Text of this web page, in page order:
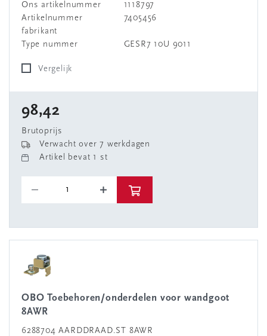
Ons artikelnummer
1118797
Artikelnummer
fabrikant
7405456
Type nummer GESR7 10U 9011
Vergelijk
98,42
Brutoprijs
Verwacht over 7 werkdagen
Artikel bevat 1 st
OBO Toebehoren/onderdelen voor wandgoot
8AWR
6288704 AARDDRAAD.ST 8AWR